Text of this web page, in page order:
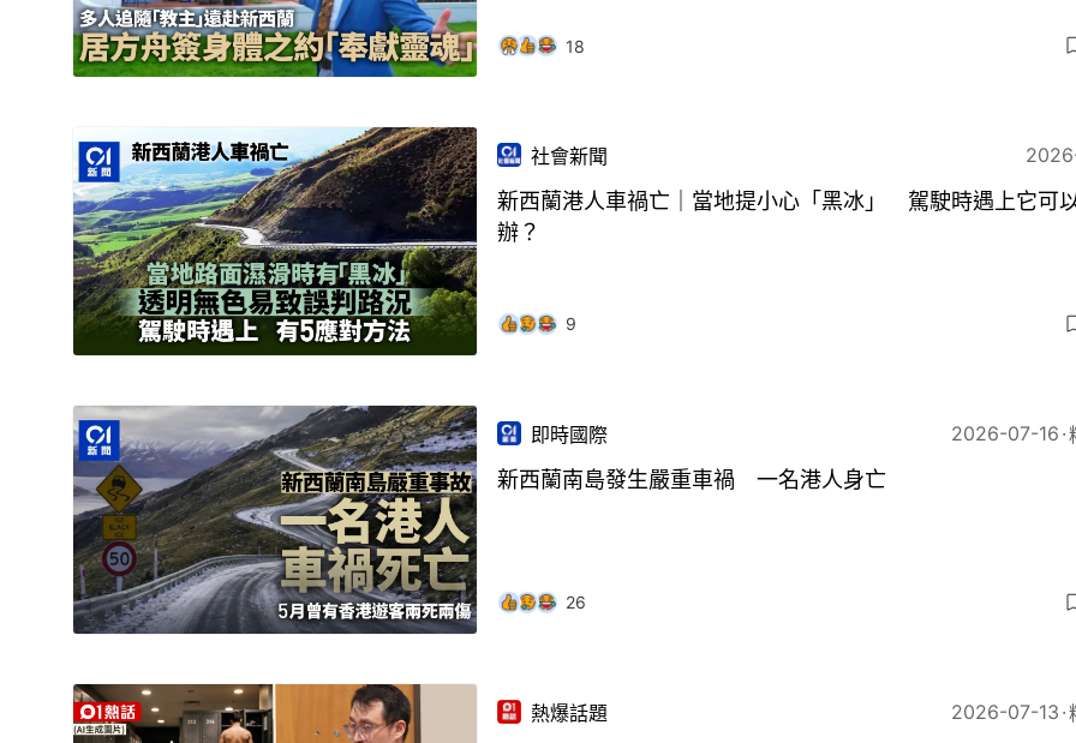
18
社會新聞
新西蘭港人車禍亡｜當地提小心「黑冰」 駕駛時遇上它可
辦？
9
即時國際 2026-07-16
新西蘭南島發生嚴重車禍 一名港人身亡
26
熱爆話題 2026-07-13